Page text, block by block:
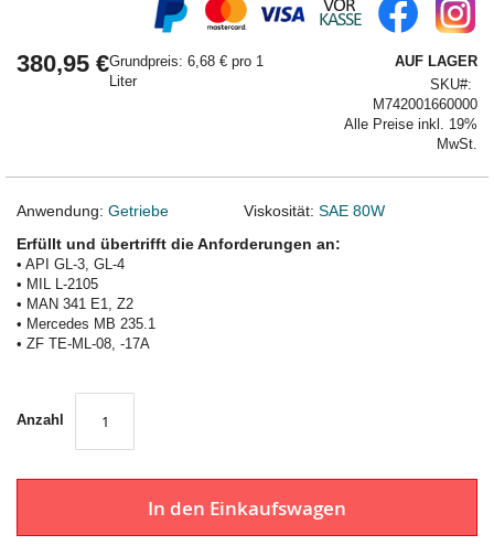
380,95 €Grundpreis: 6,68 € pro 1
Liter
AUF LAGER
SKU
M742001660000
Alle Preise inkl. 19%
MwSt.
Anwendung: Getriebe Viskosität: SAE 80W
Erfüllt und übertrifft die Anforderungen an:
• API GL-3, GL-4
• MIL L-2105
• MAN 341 E1, Z2
• Mercedes MB 235.1
• ZF TE-ML-08, -17A
Anzahl
In den Einkaufswagen
der
Bildergalerie